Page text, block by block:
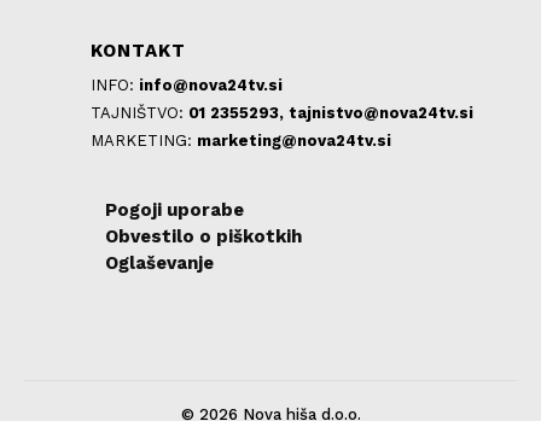
KONTAKT
INFO: info@nova24tv.si
TAJNIŠTVO: 01 2355293, tajnistvo@nova24tv.si
MARKETING: marketing@nova24tv.si
Pogoji uporabe
Obvestilo o piškotkih
Oglaševanje
© 2026 Nova hiša d.o.o.